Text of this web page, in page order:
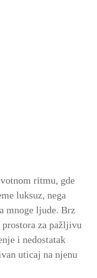
ritmu, gde
luksuz, nega
mnoge ljude. Brz
za pažljivu
i nedostatak
uticaj na njenu